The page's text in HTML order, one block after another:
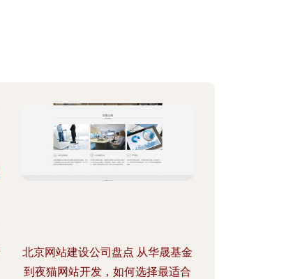
北京网站建设公司盘点 从华晟基金
到夜猫网站开发，如何选择最适合